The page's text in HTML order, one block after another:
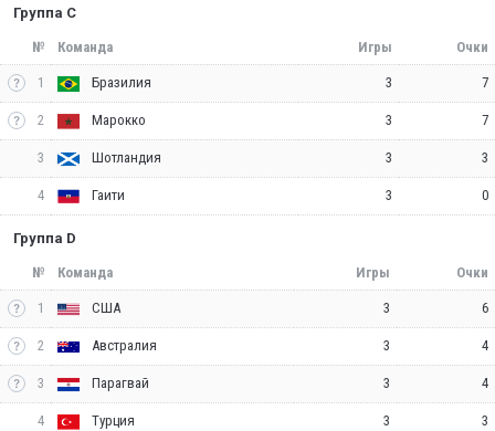
Группа C
№ Команда Игры Очки
1 Бразилия 3 7
2 Марокко 3 7
3 Шотландия 3 3
4 Гаити 3 0
Группа D
№ Команда Игры Очки
1 США 3 6
2 Австралия 3 4
3 Парагвай 3 4
4 Турция 3 3